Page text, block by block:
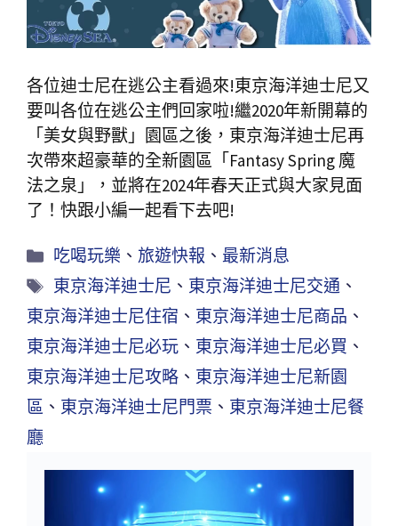
各位迪士尼在逃公主看過來!東京海洋迪士尼又
要叫各位在逃公主們回家啦!繼2020年新開幕的
「美女與野獸」園區之後，東京海洋迪士尼再
次帶來超豪華的全新園區「Fantasy Spring 魔
法之泉」，並將在2024年春天正式與大家見面
了！快跟小編一起看下去吧!
吃喝玩樂 、 旅遊快報 、最新消息
東京海洋迪士尼 、 東京海洋迪士尼交通 、
東京海洋迪士尼住宿 、 東京海洋迪士尼商品 、
東京海洋迪士尼必玩 、 東京海洋迪士尼必買 、
東京海洋迪士尼攻略 、 東京海洋迪士尼新園
區 、 東京海洋迪士尼門票 、 東京海洋迪士尼餐
廳